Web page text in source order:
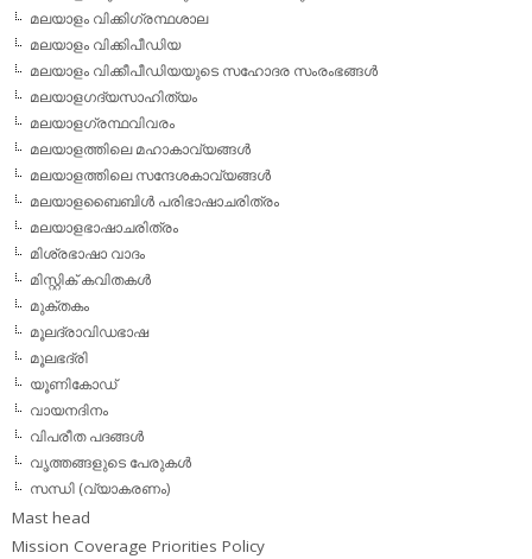
മലയാളം വിക്കിഗ്രന്ഥശാല
മലയാളം വിക്കിപീഡിയ
മലയാളം വിക്കീപീഡിയയുടെ സഹോദര സംരംഭങ്ങള്‍
മലയാളഗദ്യസാഹിത്യം
മലയാളഗ്രന്ഥവിവരം
മലയാളത്തിലെ മഹാകാവ്യങ്ങള്‍
മലയാളത്തിലെ സന്ദേശകാവ്യങ്ങള്‍
മലയാളബൈബിള്‍ പരിഭാഷാചരിത്രം
മലയാളഭാഷാചരിത്രം
മിശ്രഭാഷാ വാദം
മിസ്റ്റിക് കവിതകള്‍
മുക്തകം
മൂലദ്രാവിഡഭാഷ
മൂലഭദ്രി
യൂണികോഡ്
വായനദിനം
വിപരീത പദങ്ങള്‍
വൃത്തങ്ങളുടെ പേരുകള്‍
സന്ധി (വ്യാകരണം)
Mast head
Mission Coverage Priorities Policy